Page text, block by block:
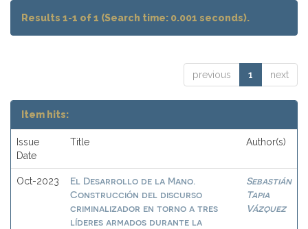
Results 1-1 of 1 (Search time: 0.001 seconds).
previous 1 next
Item hits:
Issue
Date
Title Author(s)
Oct-2023
El Desarrollo de la Mano.
Construcción del discurso
criminalizador en torno a tres
líderes armados durante la
Sebastián
Tapia
Vázquez